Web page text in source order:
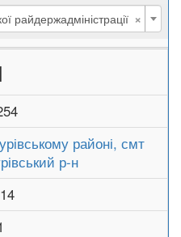
×
райдержадміністрації
районі, смт
р-н